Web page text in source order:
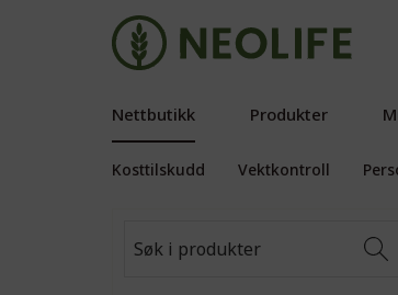
Nettbutikk Produkter
Kosttilskudd Vektkontroll